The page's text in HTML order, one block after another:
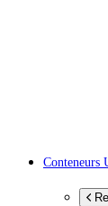
Conteneurs